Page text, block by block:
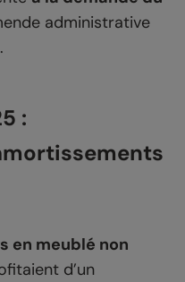
administrative
:
en meublé non
d’un